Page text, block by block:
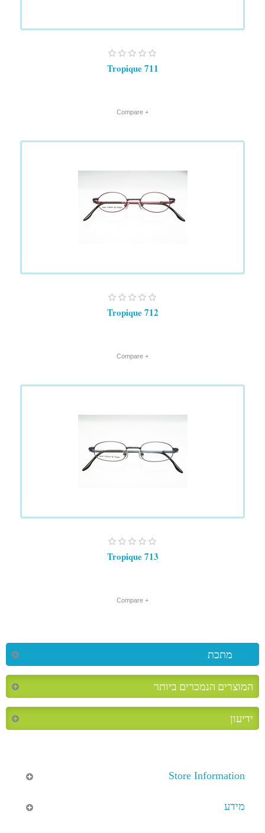
Tropique 711
+ Compare
Tropique 712
+ Compare
Tropique 713
+ Compare
מתכת
המוצרים הנמכרים ביותר
ידיעון
Store Information
מידע